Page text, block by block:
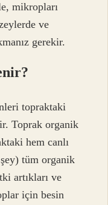
mikropları
ve
gerekir.
topraktaki
Toprak organik
hem canlı
tüm organik
artıkları ve
için besin